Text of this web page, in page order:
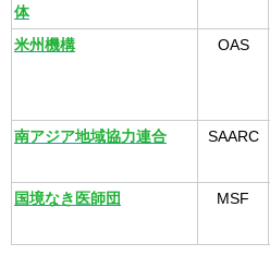
体
米州機構 OAS
南アジア地域協力連合 SAARC
国境なき医師団 MSF